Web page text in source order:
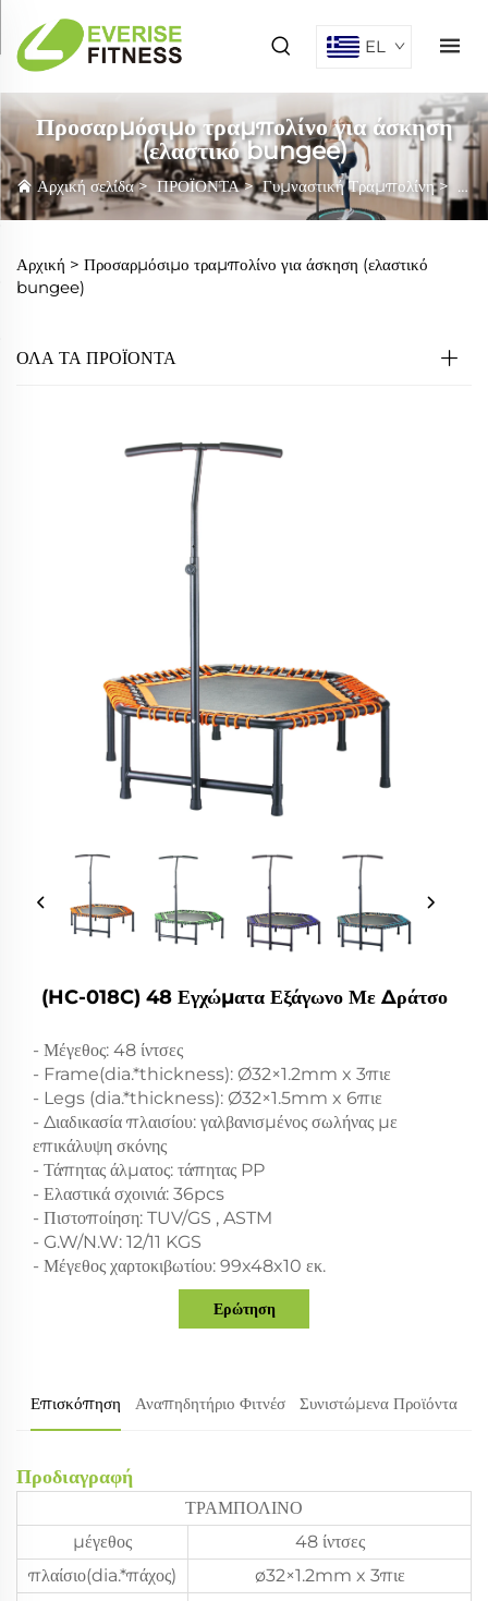
EL
Προσαρμόσιμο τραμπολίνο για άσκηση
(ελαστικό bungee)
Αρχική σελίδα>ΠΡΟΪΟΝΤΑ>Γυμναστική Τραμπολίνη>
Αρχική > Προσαρμόσιμο τραμπολίνο για άσκηση (ελαστικό
bungee)
ΟΛΑ ΤΑ ΠΡΟΪΟΝΤΑ
(HC-018C) 48 Εγχώματα Εξάγωνο Με Δράτσο
- Μέγεθος: 48 ίντσες
- Frame(dia.*thickness): Ø32×1.2mm x 3πιε
- Legs (dia.*thickness): Ø32×1.5mm x 6πιε
- Διαδικασία πλαισίου: γαλβανισμένος σωλήνας με
επικάλυψη σκόνης
- Τάπητας άλματος: τάπητας PP
- Ελαστικά σχοινιά: 36pcs
- Πιστοποίηση: TUV/GS , ASTM
- G.W/N.W: 12/11 KGS
- Μέγεθος χαρτοκιβωτίου: 99x48x10 εκ.
Ερώτηση
Επισκόπηση Αναπηδητήριο Φιτνέσ Συνιστώμενα Προϊόντα
Προδιαγραφή
ΤΡΑΜΠΟΛΙΝΟ
μέγεθος
48 ίντσες
πλαίσιο(dia.*πάχος)
ø32×1.2mm x 3πιε